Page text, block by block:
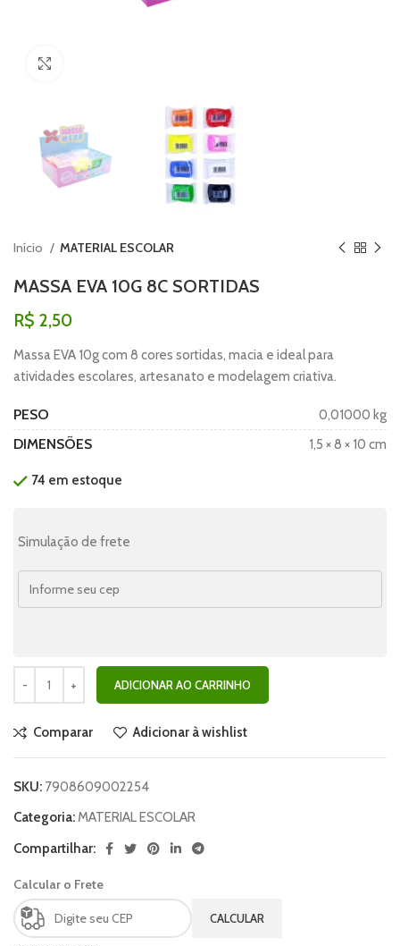
Início MATERIAL ESCOLAR
MASSA EVA 10G 8C SORTIDAS
R$ 2,50
Massa EVA 10g com 8 cores sortidas, macia e ideal para
atividades escolares, artesanato e modelagem criativa.
PESO 0,01000 kg
DIMENSÕES 1,5 × 8 × 10 cm
74 em estoque
Simulação de frete
ADICIONAR AO CARRINHO
Comparar Adicionar à wishlist
SKU: 7908609002254
Categoria:MATERIAL ESCOLAR
Compartilhar:
Calcular o Frete
CALCULAR